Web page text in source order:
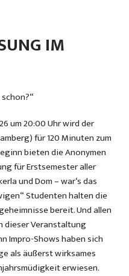
IM
um 20:00 Uhr wird der
für 120 Minuten zum
bieten die Anonymen
für Erstsemester aller
und Dom – war‘s das
Studenten halten die
bereit. Und allen
dieser Veranstaltung
Impro-Shows haben sich
als äußerst wirksames
erwiesen.